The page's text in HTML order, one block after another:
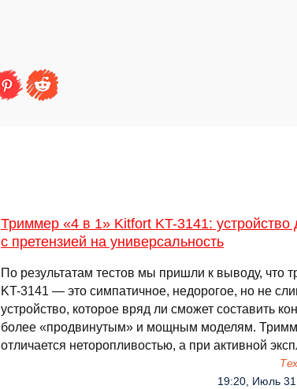
Триммер «4 в 1» Kitfort KT-3141: устройство
с претензией на универсальность
По результатам тестов мы пришли к выводу, что
KT-3141 — это симпатичное, недорогое, но не
устройство, которое вряд ли сможет составить
более «продвинутым» и мощным моделям.
отличается неторопливостью, а при активной
19:20, Июль